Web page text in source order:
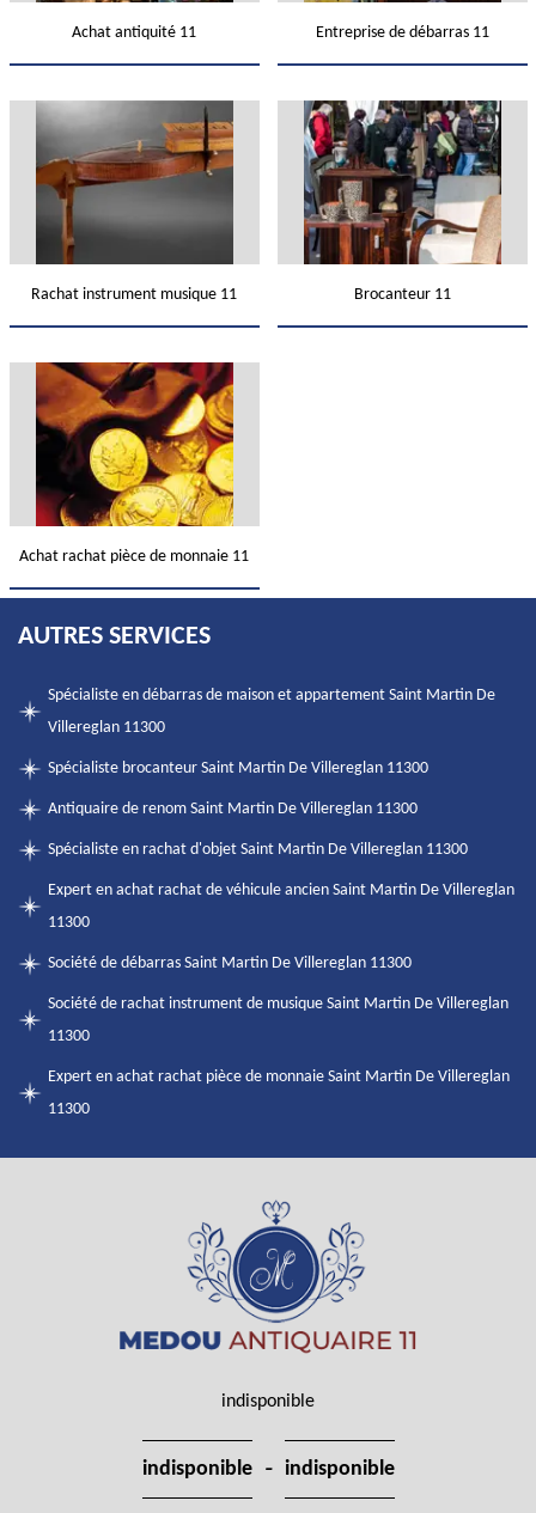
Achat antiquité 11 Entreprise de débarras 11
Rachat instrument musique 11 Brocanteur 11
Achat rachat pièce de monnaie 11
AUTRES SERVICES
Spécialiste en débarras de maison et appartement Saint Martin De
Villereglan 11300
Spécialiste brocanteur Saint Martin De Villereglan 11300
Antiquaire de renom Saint Martin De Villereglan 11300
Spécialiste en rachat d'objet Saint Martin De Villereglan 11300
Expert en achat rachat de véhicule ancien Saint Martin De Villereglan
11300
Société de débarras Saint Martin De Villereglan 11300
Société de rachat instrument de musique Saint Martin De Villereglan
11300
Expert en achat rachat pièce de monnaie Saint Martin De Villereglan
11300
indisponible
indisponible - indisponible